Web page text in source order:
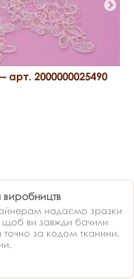
арт. 2000000025490
виробництв
надаємо зразки
щоб ви завжди бачили
точно за кодом тканини,